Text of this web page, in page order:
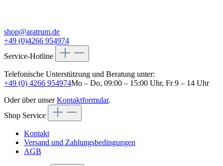
shop@aratrum.de
+49 (0)4266 954974
Service-Hotline
Telefonische Unterstützung und Beratung unter:
+49 (0) 4266 954974Mo – Do, 09:00 – 15:00 Uhr, Fr 9 – 14 Uhr
Oder über unserKontaktformular.
Shop Service
Kontakt
Versand und Zahlungsbedingungen
AGB